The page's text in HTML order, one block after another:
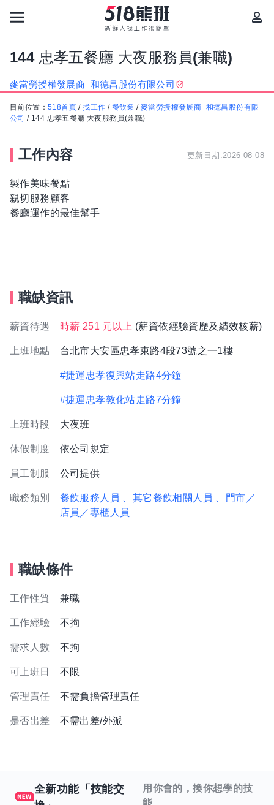
144 忠孝五餐廳 大夜服務員(兼職)
麥當勞授權發展商_和德昌股份有限公司
目前位置： 518首頁 /找工作 / 餐飲業 /麥當勞授權發展商_和德昌股份有限
公司 / 144 忠孝五餐廳 大夜服務員(兼職)
工作內容 更新日期:2026-08-08
製作美味餐點
親切服務顧客
餐廳運作的最佳幫手
職缺資訊
薪資待遇 時薪 251 元以上 (薪資依經驗資歷及績效核薪)
上班地點 台北市大安區忠孝東路4段73號之一1樓
#捷運忠孝復興站走路4分鐘
#捷運忠孝敦化站走路7分鐘
上班時段 大夜班
休假制度 依公司規定
員工制服 公司提供
職務類別 餐飲服務人員 、其它餐飲相關人員
、門市／
店員／專櫃人員
職缺條件
工作性質 兼職
工作經驗 不拘
需求人數 不拘
可上班日 不限
管理責任 不需負擔管理責任
是否出差 不需出差/外派
全新功能「技能交
用你會的，換你想學的技
能